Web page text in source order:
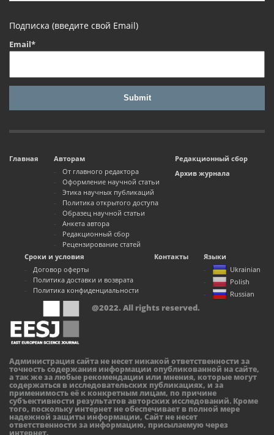
Подписка (введите свой Email)
Email*
Главная
Авторам
От главного редактора
Оформление научной статьи
Этика научных публикаций
Политика открытого доступа
Образец научной статьи
Анкета автора
Редакционный сбор
Рецензирование статей
Редакционный сбор
Архив журнала
Сроки и условия
Договор оферты
Политика доставки и возврата
Политика конфиденциальности
Контакты
Языки
Ukrainian
Polish
Russian
@2022. All rights reserved.
Администрация сайта не несет никакой ответственности за
точность содержания информации опубликованной на сайте,
а так же за любые рекомендации или мнения, которые могут
содержаться в исследовательских публикациях, и за
применимость её к конкретным лицам, по причине
субъективности результатов авторских исследований. Кроме
того, поскольку интернет не обеспечивает в полной мере
надежной защиты информации, Сайт не несет
ответственности за информацию, присылаемую через
интернет.